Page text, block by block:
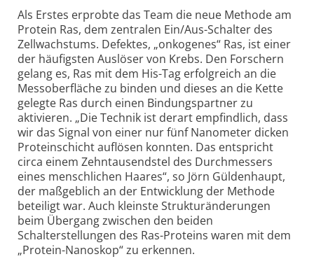
Als Erstes erprobte das Team die neue Methode am
Protein Ras, dem zentralen Ein/Aus-Schalter des
Zellwachstums. Defektes, „onkogenes“ Ras, ist einer
der häufigsten Auslöser von Krebs. Den Forschern
gelang es, Ras mit dem His-Tag erfolgreich an die
Messoberfläche zu binden und dieses an die Kette
gelegte Ras durch einen Bindungspartner zu
aktivieren. „Die Technik ist derart empfindlich, dass
wir das Signal von einer nur fünf Nanometer dicken
Proteinschicht auflösen konnten. Das entspricht
circa einem Zehntausendstel des Durchmessers
eines menschlichen Haares“, so Jörn Güldenhaupt,
der maßgeblich an der Entwicklung der Methode
beteiligt war. Auch kleinste Strukturänderungen
beim Übergang zwischen den beiden
Schalterstellungen des Ras-Proteins waren mit dem
„Protein-Nanoskop“ zu erkennen.